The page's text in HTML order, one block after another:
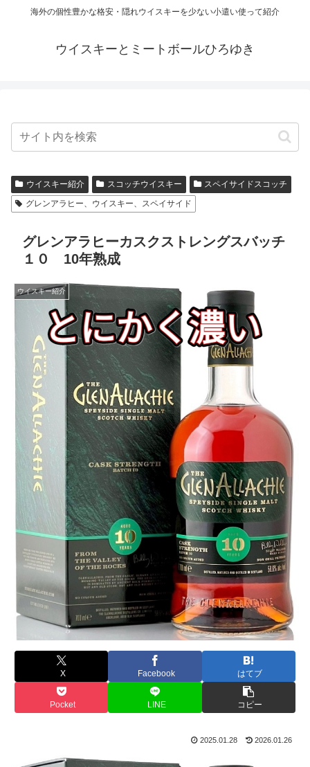
海外の個性豊かな格安・隠れウイスキーを少ない小遣い使って紹介
ウイスキーとミートボールひろゆき
ウイスキー紹介 スコッチウイスキー
スペイサイドスコッチ
グレンアラヒー、ウイスキー、スペイサイド
グレンアラヒーカスクストレングスバッチ
１０ 10年熟成
ウイスキー紹介
X Facebook はてブ
Pocket LINE コピー
2025.01.28 2026.01.26